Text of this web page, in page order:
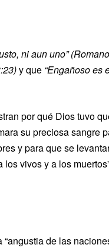
ni aun uno”
y que “Engañoso es
por qué Dios tuvo
su preciosa sangre
y para que se
los vivos y a los
de las